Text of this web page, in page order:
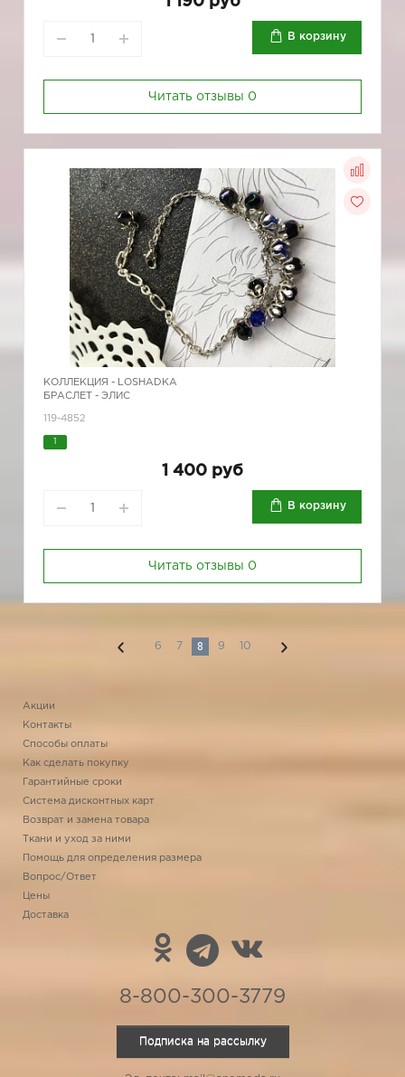
В корзину
Читать отзывы 0
КОЛЛЕКЦИЯ - LOSHADKA
БРАСЛЕТ - ЭЛИС
119-4852
1 400 руб
В корзину
Читать отзывы 0
6 7 8 9 10
Акции
Контакты
Способы оплаты
Как сделать покупку
Гарантийные сроки
Система дисконтных карт
Возврат и замена товара
Ткани и уход за ними
Помощь для определения размера
Вопрос/Ответ
Цены
Доставка
8-800-300-3779
Подписка на рассылку